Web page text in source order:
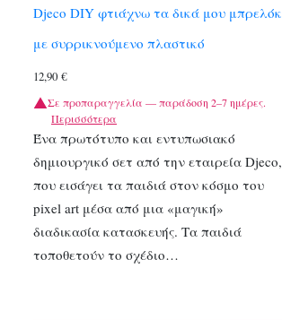
Djeco DIY φτιάχνω τα δικά μου μπρελόκ
με συρρικνούμενο πλαστικό
12,90 €
Σε προπαραγγελία — παράδοση 2–7 ημέρες.
Περισσότερα
Ένα πρωτότυπο και εντυπωσιακό
δημιουργικό σετ από την εταιρεία Djeco,
που εισάγει τα παιδιά στον κόσμο του
pixel art μέσα από μια «μαγική»
διαδικασία κατασκευής. Τα παιδιά
τοποθετούν το σχέδιο…